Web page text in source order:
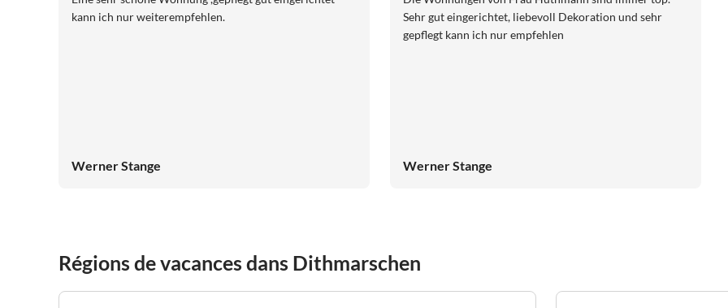
kann ich nur weiterempfehlen.
Werner Stange
Sehr gut eingerichtet, liebevoll Dekoration und sehr
gepflegt kann ich nur empfehlen
Werner Stange
Régions de vacances dans Dithmarschen